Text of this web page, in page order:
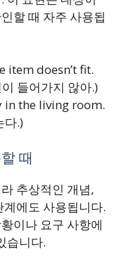
할 때 자주 사용됩
item doesn’t fit.
들어가지 않아.)
in the living room.
다.)
때
추상적인 개념,
에도 사용됩니다.
이나 요구 사항에
습니다.